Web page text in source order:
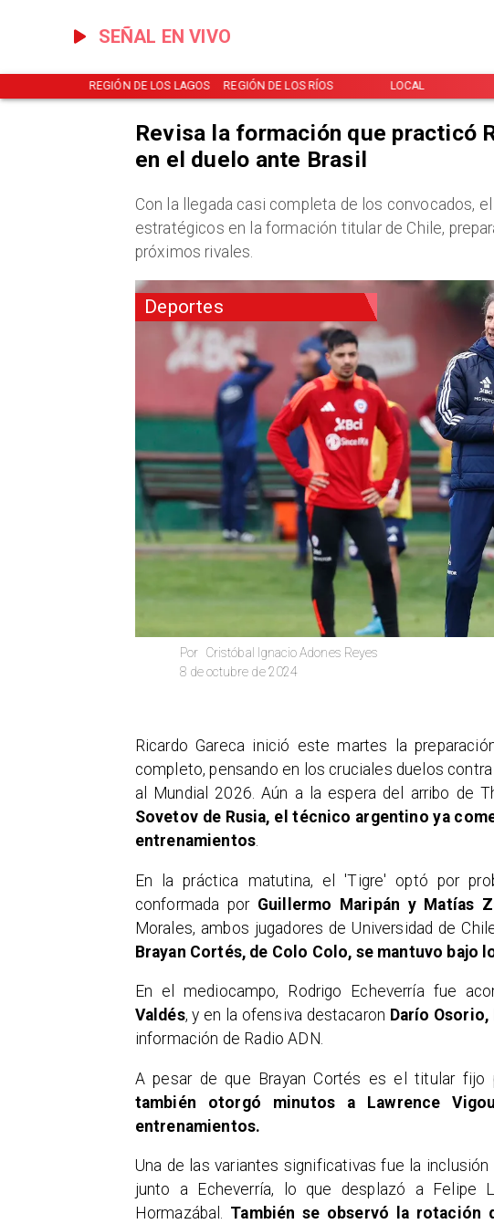
SEÑAL EN VIVO
REGIÓN DE LOS LAGOS REGIÓN DE LOS RÍOS LOCAL
Deportes
Cristóbal Ignacio Adones Reyes
Por
8 de octubre de 2024
Revisa la formación que practicó
en el duelo ante Brasil
​Con la llegada casi completa de los convocados,
estratégicos en la formación titular de Chile,
próximos rivales.
Ricardo Gareca inició este martes la
completo, pensando en los cruciales duelos
al Mundial 2026. Aún a la espera del arribo de
Sovetov de Rusia, el técnico argentino ya
entrenamientos.
En la práctica matutina, el 'Tigre' optó por
conformada porGuillermo Maripán y Matías
Morales, ambos jugadores de Universidad de
Brayan Cortés, de Colo Colo, se mantuvo bajo
En el mediocampo, Rodrigo Echeverría fue
Valdés, y en la ofensiva destacaron Darío
información de Radio ADN.
A pesar de que Brayan Cortés es el titular fijo
también otorgó minutos a Lawrence
entrenamientos.
Una de las variantes significativas fue la
junto a Echeverría, lo que desplazó a Felipe
Hormazábal. También se observó la rotación